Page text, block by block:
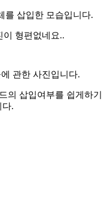
를 삽입한 모습입니다.
이 형편없네요..
관한 사진입니다.
의 삽입여부를 쉽게하기
다.